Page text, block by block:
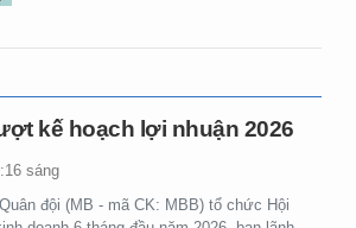
kế hoạch lợi nhuận 2026
sáng
đội (MB - mã CK: MBB) tổ chức Hội